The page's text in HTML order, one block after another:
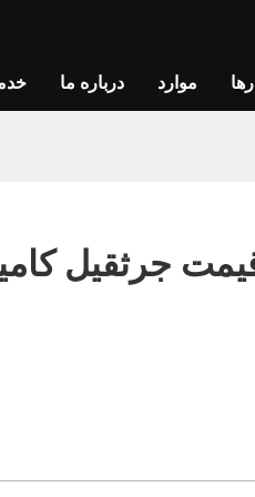
درباره ما موارد
جرثقیل